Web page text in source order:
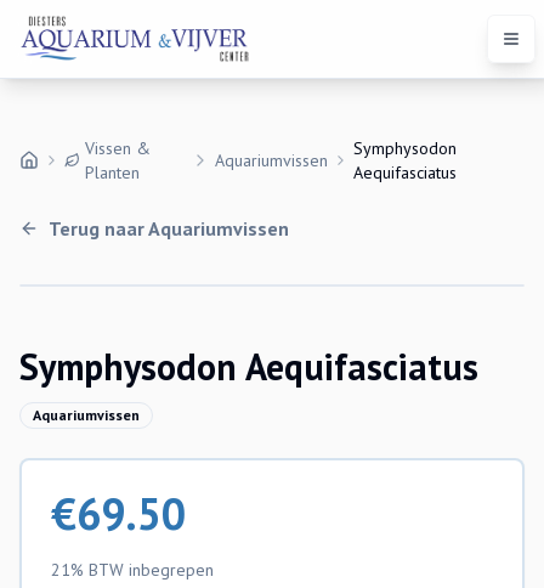
Vissen &
Planten
Aquariumvissen
Symphysodon
Aequifasciatus
Terug naarAquariumvissen
Symphysodon Aequifasciatus
Aquariumvissen
€69.50
21% BTW inbegrepen